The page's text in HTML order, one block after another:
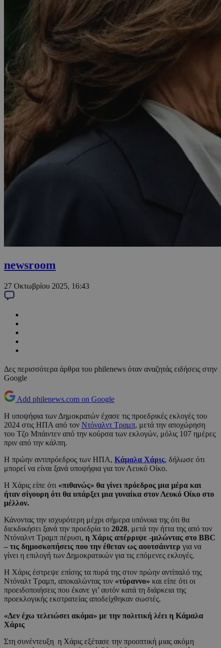
newsroom
27 Οκτωβρίου 2025, 16:43
Δες περισσότερα άρθρα του philenews όταν αναζητάς ειδήσεις στην
Google
Add philenews.com on Google
Η υποψήφια των Δημοκρατών έχασε τις προεδρικές εκλογές του
2024 στις ΗΠΑ από τον Ντόναλντ Τραμπ, μετά την αποχώρηση
του Τζο Μπάιντεν από την κούρσα των εκλογών, μόλις 107 ημέρες
πριν από την κάλπη.
Η πρώην αντιπρόεδρος των ΗΠΑ, Κάμαλα Χάρις, δήλωσε ότι
μπορεί να είναι ξανά υποψήφια για τον Λευκό Οίκο.
Η Χάρις είπε ότι «πιθανώς» θα γίνει πρόεδρος μια μέρα και
ήταν σίγουρη ότι θα υπάρξει μια γυναίκα στον Λευκό Οίκο στο
μέλλον.
Κάνοντας την ισχυρότερη μέχρι σήμερα υπόνοια της ότι θα
διεκδικήσει ξανά την προεδρία το 2028, μετά την ήττα της από τον
Ντόναλντ Τραμπ πέρυσι, η Χάρις απέρριψε -μιλώντας στο BBC
– τις δημοσκοπήσεις που την έθεταν ως αουτσάιντερ για να
γίνει η επιλογή των Δημοκρατικών για τις επόμενες εκλογές.
H Χάρις έστρεψε επίσης τα πυρά της στον πρώην αντίπαλό της
Ντόναλτ Τραμπ, αποκαλώντας τον «τύραννο» και είπε ότι οι
προειδοποιήσεις που έκανε γι’ αυτόν κατά τη διάρκεια της
προεκλογικής εκστρατείας αποδείχθηκαν σωστές.
«Δεν έχω τελειώσει ακόμα» με την πολιτική λέει η Κάμαλα
Χάρις
Στη συνέντευξη η Χάρις εξέτασε την προοπτική μιας ακόμη